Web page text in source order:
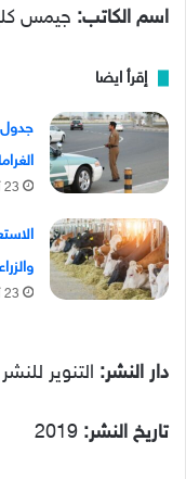
اسم الكاتب: جيمس
إقرأ ايضا
23 أبريل, 2024
23 أبريل, 2024
دار النشر: التنوير
تاريخ النشر: